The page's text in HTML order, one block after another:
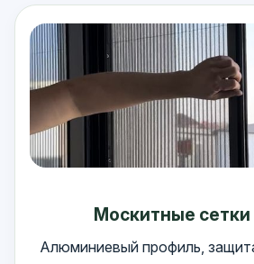
Москитные сетки
Алюминиевый профиль,